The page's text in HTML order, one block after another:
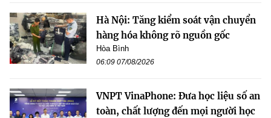
Hà Nội: Tăng kiểm soát vận chuyển
hàng hóa không rõ nguồn gốc
Hòa Bình
06:09 07/08/2026
VNPT VinaPhone: Đưa học liệu số an
toàn, chất lượng đến mọi người học